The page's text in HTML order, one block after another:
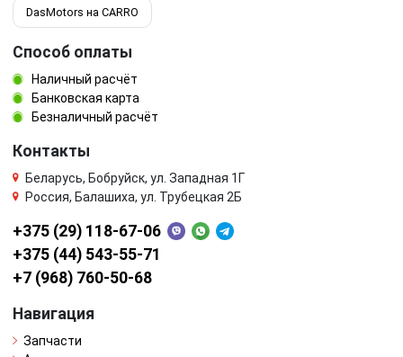
DasMotors на CARRO
Способ оплаты
Наличный расчёт
Банковская карта
Безналичный расчёт
Контакты
Беларусь, Бобруйск, ул. Западная 1Г
Россия, Балашиха, ул. Трубецкая 2Б
+375 (29) 118-67-06
+375 (44) 543-55-71
+7 (968) 760-50-68
Навигация
Запчасти